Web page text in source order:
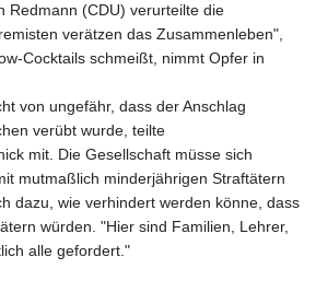
Redmann (CDU) verurteilte die
verätzen das Zusammenleben",
Cocktails schmeißt, nimmt Opfer in
von ungefähr, dass der Anschlag
verübt wurde, teilte
mit. Die Gesellschaft müsse sich
mutmaßlich minderjährigen Straftätern
dazu, wie verhindert werden könne, dass
würden. "Hier sind Familien, Lehrer,
alle gefordert."